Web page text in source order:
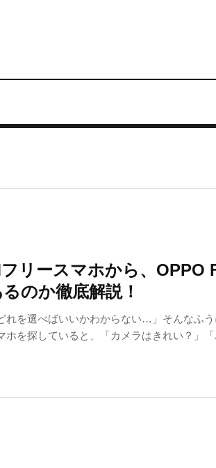
リースマホから、OPPO
のか徹底解説！
れを選べばいいかわからない…」そんなふ
ホを探していると、「カメラはきれい？」